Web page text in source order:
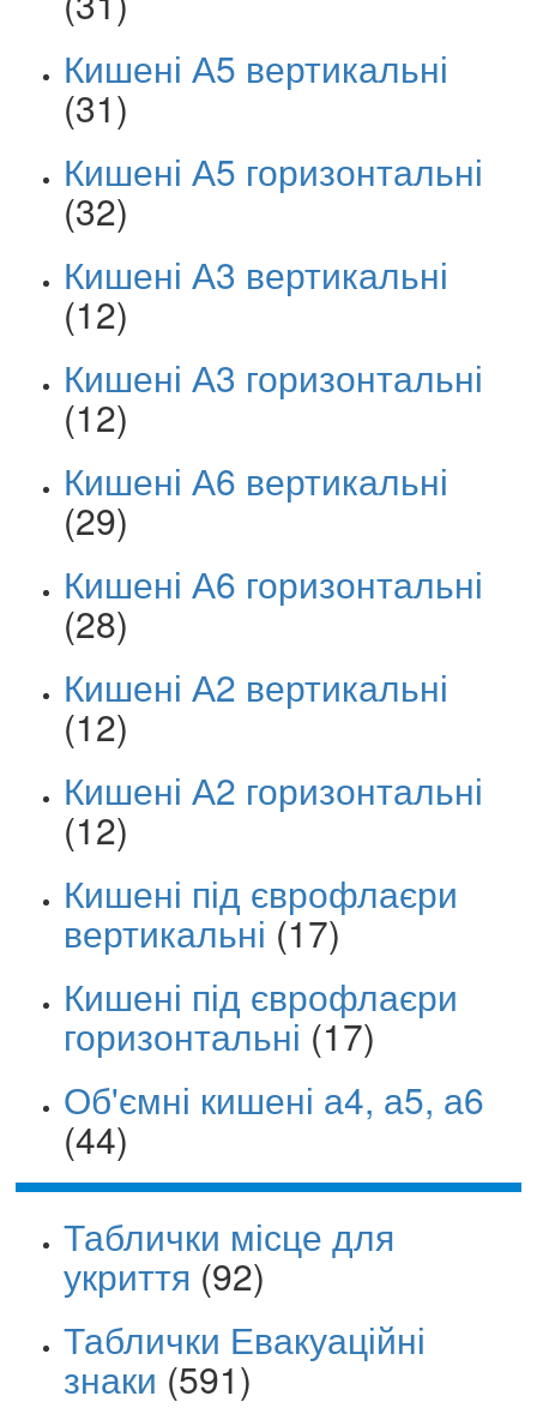
Кишені А5 вертикальні
(31)
Кишені А5 горизонтальні
(32)
Кишені А3 вертикальні
(12)
Кишені А3 горизонтальні
(12)
Кишені А6 вертикальні
(29)
Кишені А6 горизонтальні
(28)
Кишені А2 вертикальні
(12)
Кишені А2 горизонтальні
(12)
Кишені під єврофлаєри
вертикальні (17)
Кишені під єврофлаєри
горизонтальні (17)
Об'ємні кишені а4, а5, а6
(44)
Таблички місце для
укриття (92)
Таблички Евакуаційні
знаки (591)